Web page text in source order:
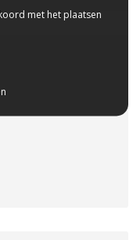
met het plaatsen